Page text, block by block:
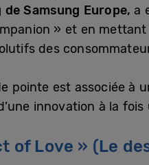
Samsung Europe,a
» et en
des
pointe est associée à
innovation à la
of Love » (Le